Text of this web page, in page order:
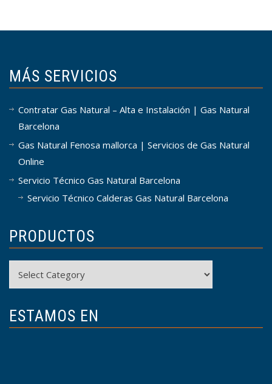
MÁS SERVICIOS
Contratar Gas Natural – Alta e Instalación | Gas Natural
Barcelona
Gas Natural Fenosa mallorca | Servicios de Gas Natural
Online
Servicio Técnico Gas Natural Barcelona
Servicio Técnico Calderas Gas Natural Barcelona
PRODUCTOS
ESTAMOS EN